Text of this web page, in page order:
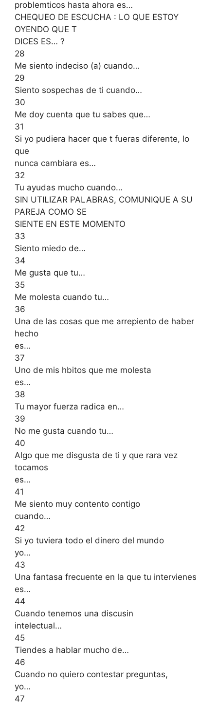
problemticos hasta ahora es…
CHEQUEO DE ESCUCHA : LO QUE ESTOY
OYENDO QUE T
DICES ES… ?
28
Me siento indeciso (a) cuando…
29
Siento sospechas de ti cuando…
30
Me doy cuenta que tu sabes que…
31
Si yo pudiera hacer que t fueras diferente, lo
que
nunca cambiara es…
32
Tu ayudas mucho cuando…
SIN UTILIZAR PALABRAS, COMUNIQUE A SU
PAREJA COMO SE
SIENTE EN ESTE MOMENTO
33
Siento miedo de…
34
Me gusta que tu…
35
Me molesta cuando tu…
36
Una de las cosas que me arrepiento de haber
hecho
es…
37
Uno de mis hbitos que me molesta
es…
38
Tu mayor fuerza radica en…
39
No me gusta cuando tu…
40
Algo que me disgusta de ti y que rara vez
tocamos
es…
41
Me siento muy contento contigo
cuando…
42
Si yo tuviera todo el dinero del mundo
yo…
43
Una fantasa frecuente en la que tu intervienes
es…
44
Cuando tenemos una discusin
intelectual…
45
Tiendes a hablar mucho de…
46
Cuando no quiero contestar preguntas,
yo…
47